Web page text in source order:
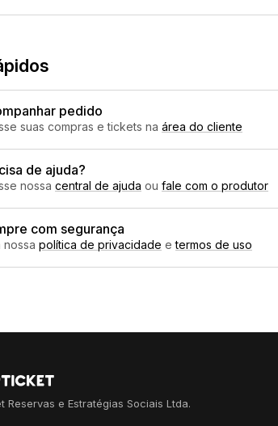
pedido
suas compras e tickets na área do cliente
de ajuda?
nossa central de ajuda ou fale com o produtor
com segurança
nossa política de privacidade etermos de uso
Reservas e Estratégias Sociais Ltda.